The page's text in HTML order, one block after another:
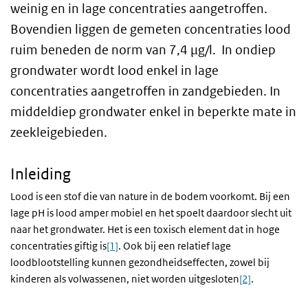
weinig en in lage concentraties aangetroffen.
Bovendien liggen de gemeten concentraties lood
ruim beneden de norm van 7,4 µg/l. In ondiep
grondwater wordt lood enkel in lage
concentraties aangetroffen in zandgebieden. In
middeldiep grondwater enkel in beperkte mate in
zeekleigebieden.
Inleiding
Lood is een stof die van nature in de bodem voorkomt. Bij een
lage pH is lood amper mobiel en het spoelt daardoor slecht uit
naar het grondwater. Het is een toxisch element dat in hoge
concentraties giftig is[1]. Ook bij een relatief lage
loodblootstelling kunnen gezondheidseffecten, zowel bij
kinderen als volwassenen, niet worden uitgesloten[2].